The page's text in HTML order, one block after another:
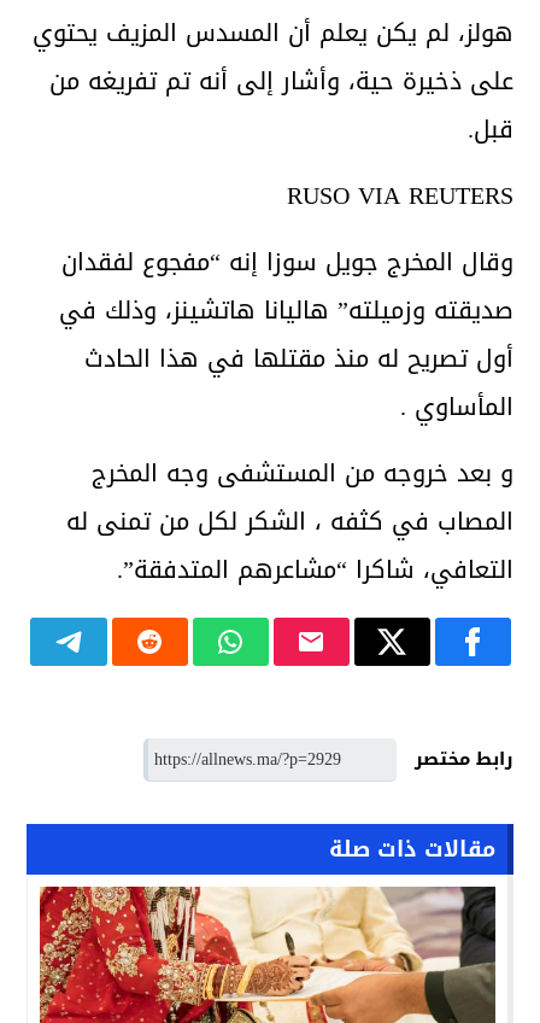
هولز، لم يكن يعلم أن المسدس المزيف يحتوي
على ذخيرة حية، وأشار إلى أنه تم تفريغه من
قبل.
RUSO VIA REUTERS
وقال المخرج جويل سوزا إنه “مفجوع لفقدان
صديقته وزميلته” هاليانا هاتشينز، وذلك في
أول تصريح له منذ مقتلها في هذا الحادث
المأساوي .
و بعد خروجه من المستشفى وجه المخرج
المصاب في كثفه ، الشكر لكل من تمنى له
التعافي، شاكرا “مشاعرهم المتدفقة”.
رابط مختصر
مقالات ذات صلة